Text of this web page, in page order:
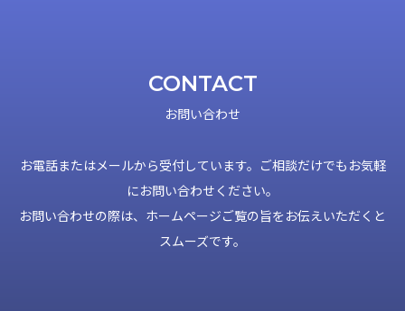
CONTACT
お問い合わせ
お電話またはメールから受付しています。ご相談だけでもお気軽
にお問い合わせください。
お問い合わせの際は、ホームページご覧の旨をお伝えいただくと
スムーズです。